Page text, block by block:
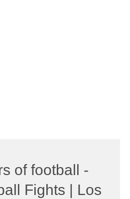
of football -
Fights | Los